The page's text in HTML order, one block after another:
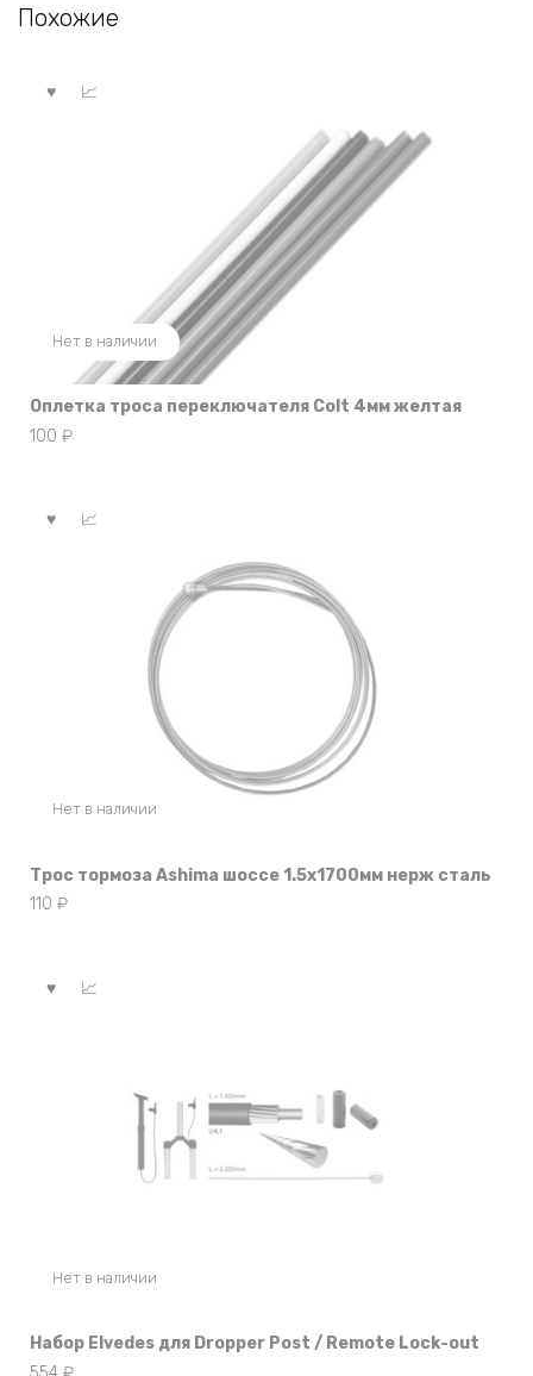
Похожие
Нет в наличии
Оплетка троса переключателя Colt 4мм желтая
100 ₽
Нет в наличии
Трос тормоза Ashima шоссе 1.5х1700мм нерж сталь
110 ₽
Нет в наличии
Набор Elvedes для Dropper Post / Remote Lock-out